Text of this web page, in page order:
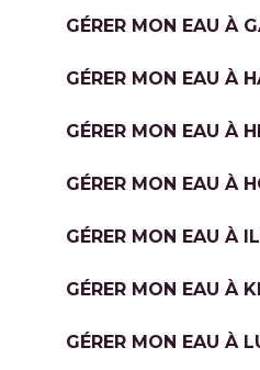
GÉRER MON EAU À
GÉRER MON EAU À
GÉRER MON EAU À
GÉRER MON EAU À
GÉRER MON EAU À
GÉRER MON EAU À
GÉRER MON EAU À